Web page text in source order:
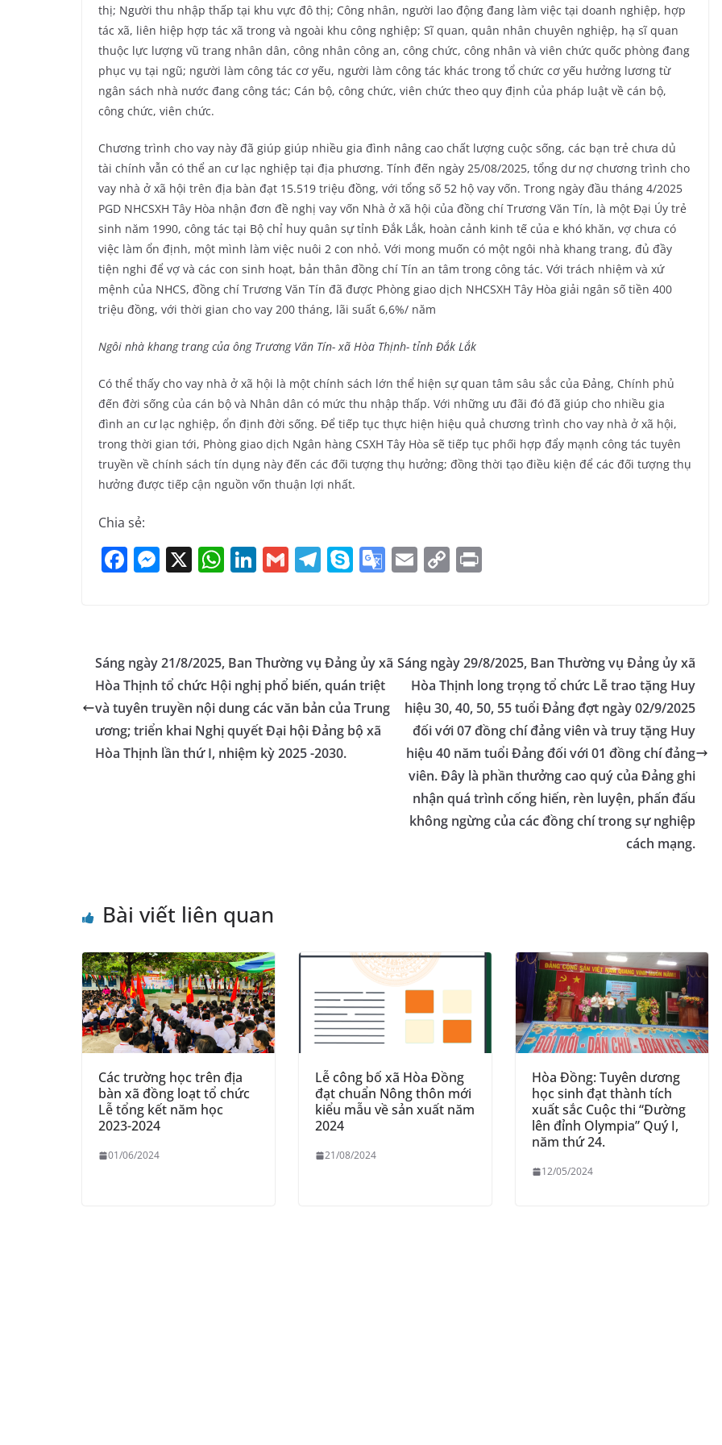
thị; Người thu nhập thấp tại khu vực đô thị; Công nhân, người lao động đang làm việc tại doanh nghiệp, hợp
tác xã, liên hiệp hợp tác xã trong và ngoài khu công nghiệp; Sĩ quan, quân nhân chuyên nghiệp, hạ sĩ quan
thuộc lực lượng vũ trang nhân dân, công nhân công an, công chức, công nhân và viên chức quốc phòng đang
phục vụ tại ngũ; người làm công tác cơ yếu, người làm công tác khác trong tổ chức cơ yếu hưởng lương từ
ngân sách nhà nước đang công tác; Cán bộ, công chức, viên chức theo quy định của pháp luật về cán bộ,
công chức, viên chức.
Chương trình cho vay này đã giúp giúp nhiều gia đình nâng cao chất lượng cuộc sống, các bạn trẻ chưa dủ
tài chính vẫn có thể an cư lạc nghiệp tại địa phương. Tính đến ngày 25/08/2025, tổng dư nợ chương trình cho
vay nhà ở xã hội trên địa bàn đạt 15.519 triệu đồng, với tổng số 52 hộ vay vốn. Trong ngày đầu tháng 4/2025
PGD NHCSXH Tây Hòa nhận đơn đề nghị vay vốn Nhà ở xã hội của đồng chí Trương Văn Tín, là một Đại Úy trẻ
sinh năm 1990, công tác tại Bộ chỉ huy quân sự tỉnh Đắk Lắk, hoàn cảnh kinh tế của e khó khăn, vợ chưa có
việc làm ổn định, một mình làm việc nuôi 2 con nhỏ. Với mong muốn có một ngôi nhà khang trang, đủ đầy
tiện nghi để vợ và các con sinh hoạt, bản thân đồng chí Tín an tâm trong công tác. Với trách nhiệm và xứ
mệnh của NHCS, đồng chí Trương Văn Tín đã được Phòng giao dịch NHCSXH Tây Hòa giải ngân số tiền 400
triệu đồng, với thời gian cho vay 200 tháng, lãi suất 6,6%/ năm
Ngôi nhà khang trang của ông Trương Văn Tín- xã Hòa Thịnh- tỉnh Đắk Lắk
Có thể thấy cho vay nhà ở xã hội là một chính sách lớn thể hiện sự quan tâm sâu sắc của Đảng, Chính phủ
đến đời sống của cán bộ và Nhân dân có mức thu nhập thấp. Với những ưu đãi đó đã giúp cho nhiều gia
đình an cư lạc nghiệp, ổn định đời sống. Để tiếp tục thực hiện hiệu quả chương trình cho vay nhà ở xã hội,
trong thời gian tới, Phòng giao dịch Ngân hàng CSXH Tây Hòa sẽ tiếp tục phối hợp đẩy mạnh công tác tuyên
truyền về chính sách tín dụng này đến các đối tượng thụ hưởng; đồng thời tạo điều kiện để các đối tượng thụ
hưởng được tiếp cận nguồn vốn thuận lợi nhất.
Chia sẻ:
F
b
o
o
k
M
n
g
er
X W
A
p
p
Li
dI
n
G T
a
m
S
e
G
e
a
E C
Li
n
k
Sáng ngày 21/8/2025, Ban Thường vụ Đảng ủy xã
Hòa Thịnh tổ chức Hội nghị phổ biến, quán triệt
và tuyên truyền nội dung các văn bản của Trung
ương; triển khai Nghị quyết Đại hội Đảng bộ xã
Hòa Thịnh lần thứ I, nhiệm kỳ 2025 -2030.
Sáng ngày 29/8/2025, Ban Thường vụ Đảng ủy xã
Hòa Thịnh long trọng tổ chức Lễ trao tặng Huy
hiệu 30, 40, 50, 55 tuổi Đảng đợt ngày 02/9/2025
đối với 07 đồng chí đảng viên và truy tặng Huy
hiệu 40 năm tuổi Đảng đối với 01 đồng chí đảng
viên. Đây là phần thưởng cao quý của Đảng ghi
nhận quá trình cống hiến, rèn luyện, phấn đấu
không ngừng của các đồng chí trong sự nghiệp
cách mạng.
Bài viết liên quan
Các trường học trên địa
bàn xã đồng loạt tổ chức
Lễ tổng kết năm học
2023-2024
01/06/2024
Lễ công bố xã Hòa Đồng
đạt chuẩn Nông thôn mới
kiểu mẫu về sản xuất năm
2024
21/08/2024
Hòa Đồng: Tuyên dương
học sinh đạt thành tích
xuất sắc Cuộc thi “Đường
lên đỉnh Olympia” Quý I,
năm thứ 24.
12/05/2024